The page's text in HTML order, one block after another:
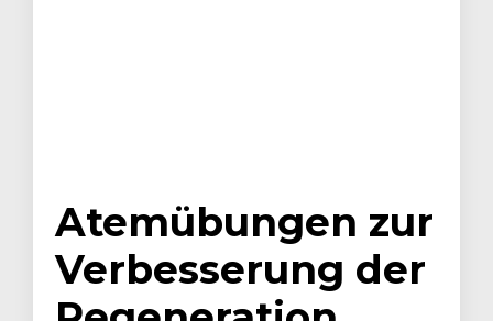
Atemübungen zur
Verbesserung der